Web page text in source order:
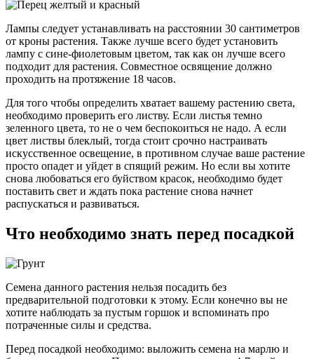
Лампы следует устанавливать на расстоянии 30 сантиметров
от кроны растения. Также лучше всего будет установить
лампу с сине-фиолетовым цветом, так как он лучше всего
подходит для растения. Совместное освящение должно
проходить на протяжение 18 часов.
Для того чтобы определить хватает вашему растению света,
необходимо проверить его листву. Если листья темно
зеленного цвета, то не о чем беспокоиться не надо. А если
цвет листвы блеклый, тогда стоит срочно настраивать
искусственное освещение, в противном случае ваше растение
просто опадет и уйдет в спящий режим. Но если вы хотите
снова любоваться его буйством красок, необходимо будет
поставить свет и ждать пока растение снова начнет
распускаться и развиваться.
Что необходимо знать перед посадкой
Семена данного растения нельзя посадить без
предварительной подготовки к этому. Если конечно вы не
хотите наблюдать за пустым горшок и вспоминать про
потраченные силы и средства.
Перед посадкой необходимо: выложить семена на марлю и